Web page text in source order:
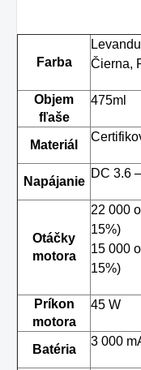
Farba
Čierna,
Objem
fľaše
475ml
Materiál
Napájanie
DC 3.6
Otáčky
motora
22 000
15%)
15 000
15%)
Príkon
motora
45 W
Batéria
3 000